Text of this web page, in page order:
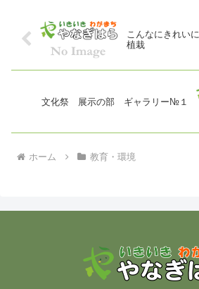
こんなにきれい
植栽
文化祭 展示の部 ギャラリー№１
ホーム 教育・環境